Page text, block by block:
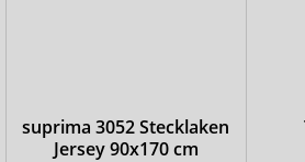
suprima 3052 Stecklaken
Jersey 90x170 cm